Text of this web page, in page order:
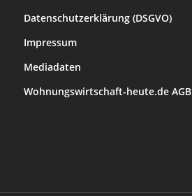
Datenschutzerklärung (DSGVO)
Impressum
Mediadaten
Wohnungswirtschaft-heute.de AGB